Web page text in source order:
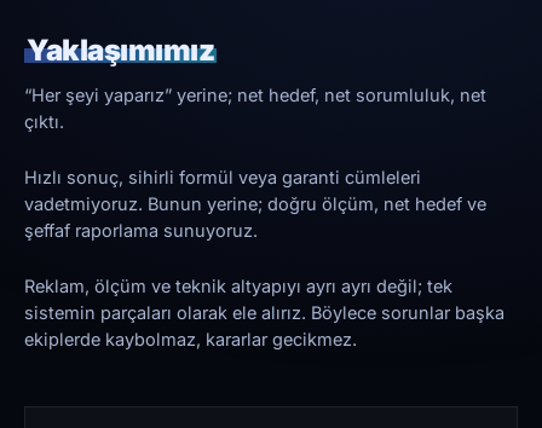
Yaklaşımımız
“Her şeyi yaparız” yerine; net hedef, net sorumluluk, net
çıktı.
Hızlı sonuç, sihirli formül veya garanti cümleleri
vadetmiyoruz. Bunun yerine; doğru ölçüm, net hedef ve
şeffaf raporlama sunuyoruz.
Reklam, ölçüm ve teknik altyapıyı ayrı ayrı değil; tek
sistemin parçaları olarak ele alırız. Böylece sorunlar başka
ekiplerde kaybolmaz, kararlar gecikmez.